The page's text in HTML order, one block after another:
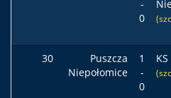
-
0
30
Puszcza
Niepołomice
1
-
0